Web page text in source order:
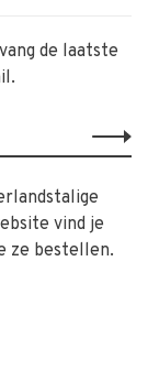
de laatste
vind je
ze bestellen.